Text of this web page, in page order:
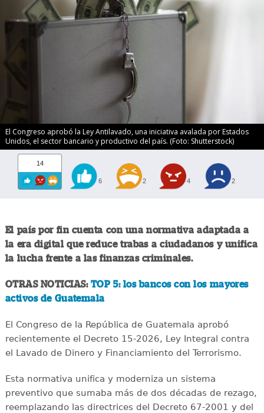
El Congreso aprobó la Ley Antilavado, una iniciativa avalada por Estados
Unidos, el sector bancario y productivo del país. (Foto: Shutterstock)
14
6 2 4 2
El país por fin cuenta con una normativa adaptada a
la era digital que reduce trabas a ciudadanos y unifica
la lucha frente a las finanzas criminales.
OTRAS NOTICIAS: TOP 5: los bancos con los mayores
activos de Guatemala
El Congreso de la República de Guatemala aprobó
recientemente el Decreto 15-2026, Ley Integral contra
el Lavado de Dinero y Financiamiento del Terrorismo.
Esta normativa unifica y moderniza un sistema
preventivo que sumaba más de dos décadas de rezago,
reemplazando las directrices del Decreto 67-2001 y del